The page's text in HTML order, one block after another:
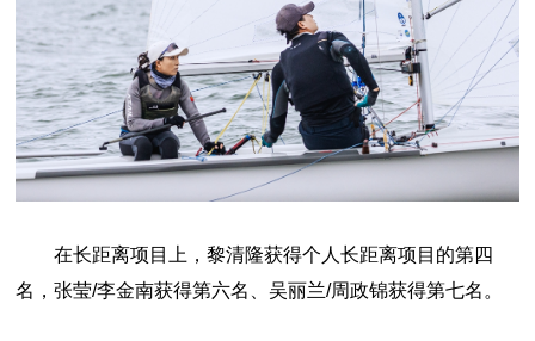
在长距离项目上，黎清隆获得个人长距离项目的第四
名，张莹/李金南获得第六名、吴丽兰/周政锦获得第七名。